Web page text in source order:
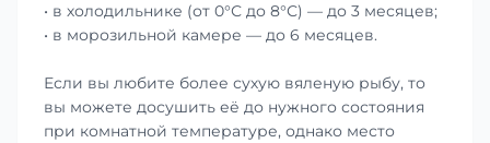
• в холодильнике (от 0°С до 8°С) — до 3 месяцев;
• в морозильной камере — до 6 месяцев.
Если вы любите более сухую вяленую рыбу, то
вы можете досушить её до нужного состояния
при комнатной температуре, однако место